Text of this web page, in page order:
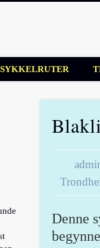
SYKKELRUTER
Denne